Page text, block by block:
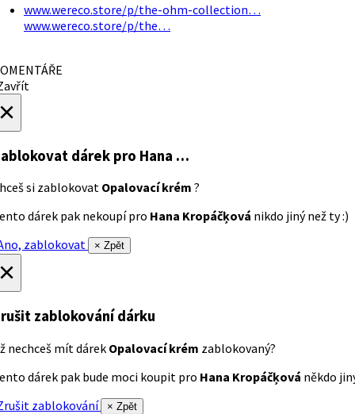
www.wereco.store/p/the-ohm-collection…
www.wereco.store/p/the…
dárek pro Hana …
si zablokovat Opalovací krém ?
dárek pak nekoupí pro Hana Kropáčķová nikdo jiný než ty :)
zablokovat
× Zpět
zablokování dárku
nechceš mít dárek Opalovací krém zablokovaný?
dárek pak bude moci koupit pro Hana Kropáčķová někdo
zablokování
× Zpět